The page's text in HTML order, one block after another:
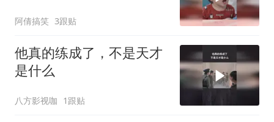
阿倩搞笑 3跟贴
他真的练成了，不是天才
是什么
八方影视咖 1跟贴